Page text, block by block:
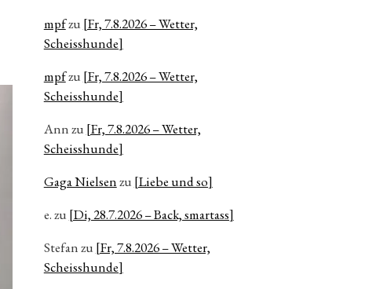
mpfzu [Fr, 7.8.2026 – Wetter,
Scheisshunde]
mpfzu [Fr, 7.8.2026 – Wetter,
Scheisshunde]
Annzu [Fr, 7.8.2026 – Wetter,
Scheisshunde]
Gaga Nielsenzu [Liebe und so]
e.zu [Di, 28.7.2026 – Back, smartass]
Stefanzu [Fr, 7.8.2026 – Wetter,
Scheisshunde]